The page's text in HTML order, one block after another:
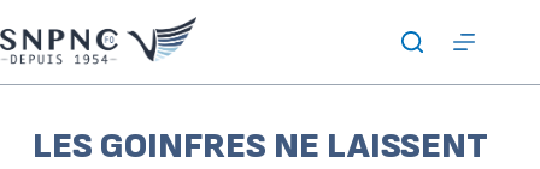
LES GOINFRES NE LAISSENT